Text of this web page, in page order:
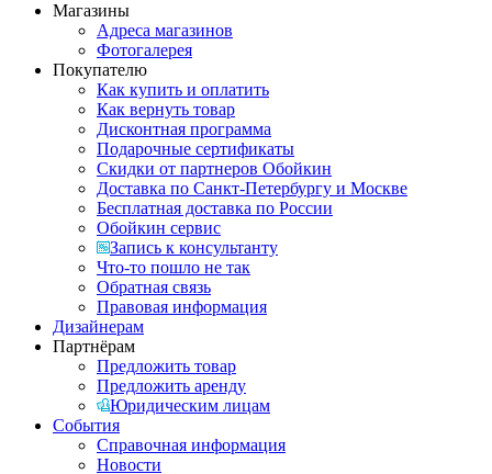
Магазины
Адреса магазинов
Фотогалерея
Покупателю
Как купить и оплатить
Как вернуть товар
Дисконтная программа
Подарочные сертификаты
Скидки от партнеров Обойкин
Доставка по Санкт-Петербургу и Москве
Бесплатная доставка по России
Обойкин сервис
Запись к консультанту
Что-то пошло не так
Обратная связь
Правовая информация
Дизайнерам
Партнёрам
Предложить товар
Предложить аренду
Юридическим лицам
События
Справочная информация
Новости